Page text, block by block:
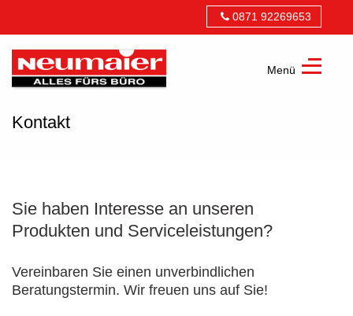
0871 92269653
fürs
Menü
Kontakt
Sie haben Interesse an unseren
Produkten und Serviceleistungen?
Vereinbaren Sie einen unverbindlichen
Beratungstermin. Wir freuen uns auf Sie!